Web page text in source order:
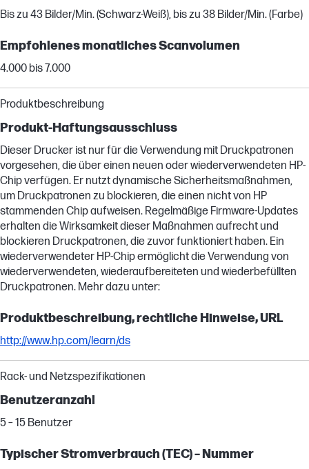
Bis zu 43 Bilder/Min. (Schwarz-Weiß), bis zu 38 Bilder/Min. (Farbe)
Empfohlenes monatliches Scanvolumen
4.000 bis 7.000
Produktbeschreibung
Produkt-Haftungsausschluss
Dieser Drucker ist nur für die Verwendung mit Druckpatronen
vorgesehen, die über einen neuen oder wiederverwendeten HP-
Chip verfügen. Er nutzt dynamische Sicherheitsmaßnahmen,
um Druckpatronen zu blockieren, die einen nicht von HP
stammenden Chip aufweisen. Regelmäßige Firmware-Updates
erhalten die Wirksamkeit dieser Maßnahmen aufrecht und
blockieren Druckpatronen, die zuvor funktioniert haben. Ein
wiederverwendeter HP-Chip ermöglicht die Verwendung von
wiederverwendeten, wiederaufbereiteten und wiederbefüllten
Druckpatronen. Mehr dazu unter:
Produktbeschreibung, rechtliche Hinweise, URL
http://www.hp.com/learn/ds
Rack- und Netzspezifikationen
Benutzeranzahl
5 – 15 Benutzer
Typischer Stromverbrauch (TEC) – Nummer